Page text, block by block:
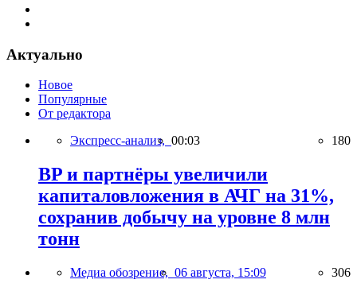
Актуально
Новое
Популярные
От редактора
Экспресс-анализ, 00:03 180
BP и партнёры увеличили
капиталовложения в АЧГ на 31%,
сохранив добычу на уровне 8 млн
тонн
Медиа обозрение, 06 августа, 15:09 306